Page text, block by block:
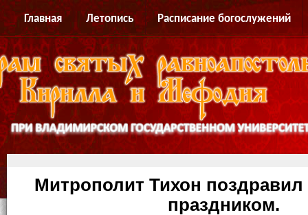
Главная Летопись Расписание богослужений
Митрополит Тихон поздравил
праздником.